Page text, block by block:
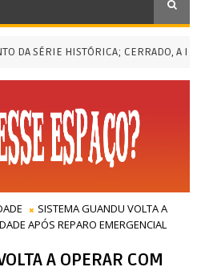
SÉRIE HISTÓRICA; CERRADO, A
SISTEMA GUANDU VOLTA A
APÓS REPARO EMERGENCIAL
A OPERAR COM